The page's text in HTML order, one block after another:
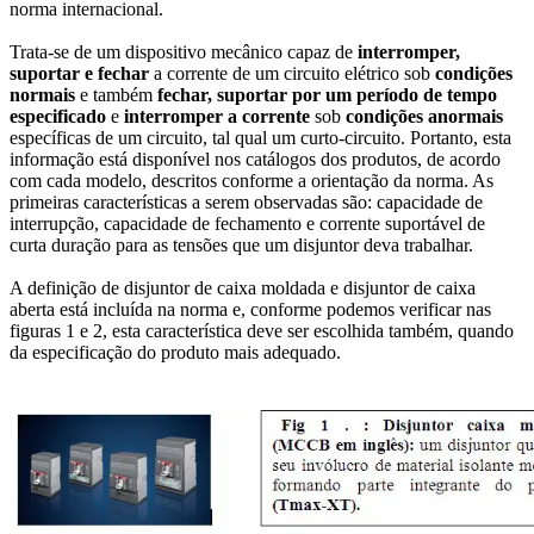
norma internacional.
Trata-se de um dispositivo mecânico capaz de interromper,
suportar e fechar a corrente de um circuito elétrico sob condições
normais e também fechar, suportar por um período de tempo
especificado e interromper a corrente sob condições anormais
específicas de um circuito, tal qual um curto-circuito. Portanto, esta
informação está disponível nos catálogos dos produtos, de acordo
com cada modelo, descritos conforme a orientação da norma. As
primeiras características a serem observadas são: capacidade de
interrupção, capacidade de fechamento e corrente suportável de
curta duração para as tensões que um disjuntor deva trabalhar.
A definição de disjuntor de caixa moldada e disjuntor de caixa
aberta está incluída na norma e, conforme podemos verificar nas
figuras 1 e 2, esta característica deve ser escolhida também, quando
da especificação do produto mais adequado.